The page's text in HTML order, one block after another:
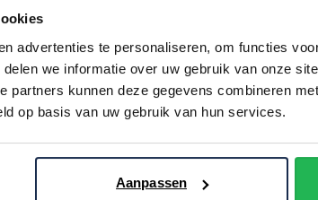
advertenties te personaliseren, om functies
we informatie over uw gebruik van onze
partners kunnen deze gegevens combineren
op basis van uw gebruik van hun services.
Aanpassen